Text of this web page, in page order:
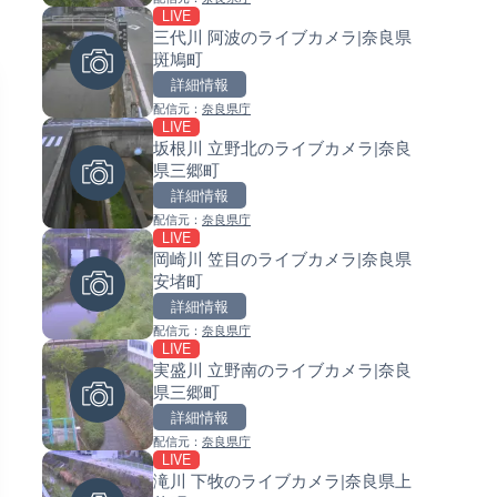
LIVE
三代川 阿波のライブカメラ|奈良県
斑鳩町
詳細情報
配信元： 奈良県庁
LIVE
坂根川 立野北のライブカメラ|奈良
県三郷町
詳細情報
配信元： 奈良県庁
LIVE
岡崎川 笠目のライブカメラ|奈良県
安堵町
詳細情報
配信元： 奈良県庁
LIVE
実盛川 立野南のライブカメラ|奈良
県三郷町
詳細情報
配信元： 奈良県庁
LIVE
滝川 下牧のライブカメラ|奈良県上
名古屋市道 荒子川公園西のラ
林崎海水浴場のライブカメラ|
国道146号(峰の茶屋)のライブ
日橋川 身神川排水機場のライ
メラ|福島県喜多方市
東名高速道路・厚木インター
常呂川 鹿ノ子ダムのライブカ
天塩川 岩尾内ダムのライブカ
東京都品川区南大井のライブ
道の駅さがのせきのライブカ
松江自動車道 三次東JCT・イ